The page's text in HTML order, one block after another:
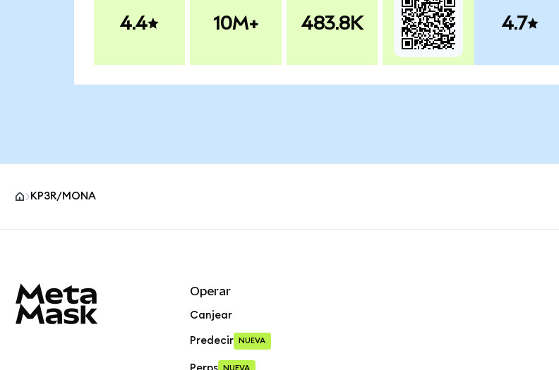
4.4 10M+ 483.8K 4.7
KP3R/MONA
Operar
Canjear
Predecir NUEVA
NUEVA